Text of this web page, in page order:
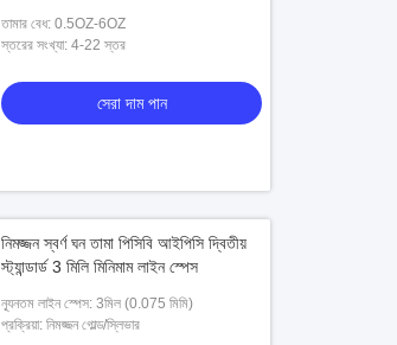
তামার বেধ: 0.5OZ-6OZ
স্তরের সংখ্যা: 4-22 স্তর
সেরা দাম পান
নিমজ্জন স্বর্ণ ঘন তামা পিসিবি আইপিসি দ্বিতীয়
স্ট্যান্ডার্ড 3 মিলি মিনিমাম লাইন স্পেস
ন্যূনতম লাইন স্পেস: 3মিল (0.075 মিমি)
প্রক্রিয়া: নিমজ্জন গোল্ড/স্লিভার